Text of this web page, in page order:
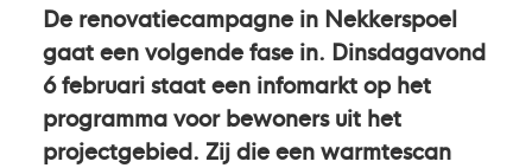
De renovatiecampagne in Nekkerspoel
gaat een volgende fase in. Dinsdagavond
6 februari staat een infomarkt op het
programma voor bewoners uit het
projectgebied. Zij die een warmtescan